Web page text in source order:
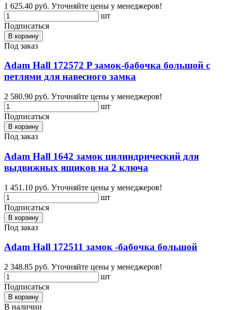
1 625.40 руб. Уточняйте цены у менеджеров!
шт
Подписаться
В корзину
Под заказ
Adam Hall 172572 P замок-бабочка большой с
петлями для навесного замка
2 580.90 руб. Уточняйте цены у менеджеров!
шт
Подписаться
В корзину
Под заказ
Adam Hall 1642 замок цилиндрический для
выдвижных ящиков на 2 ключа
1 451.10 руб. Уточняйте цены у менеджеров!
шт
Подписаться
В корзину
Под заказ
Adam Hall 172511 замок -бабочка большой
2 348.85 руб. Уточняйте цены у менеджеров!
шт
Подписаться
В корзину
В наличии